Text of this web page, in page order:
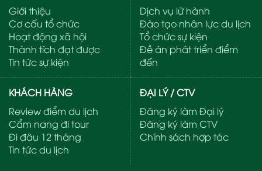
Giới thiệu
Cơ cấu tổ chức
Hoạt động xã hội
Thành tích đạt được
Tin tức sự kiện
Dịch vụ lữ hành
Đào tạo nhân lực du lịch
Tổ chức sự kiện
Đề án phát triển điểm
đến
KHÁCH HÀNG
Review điểm du lịch
Cẩm nang đi tour
Đi đâu 12 tháng
Tin tức du lịch
ĐẠI LÝ / CTV
Đăng ký làm Đại lý
Đăng ký làm CTV
Chính sách hợp tác